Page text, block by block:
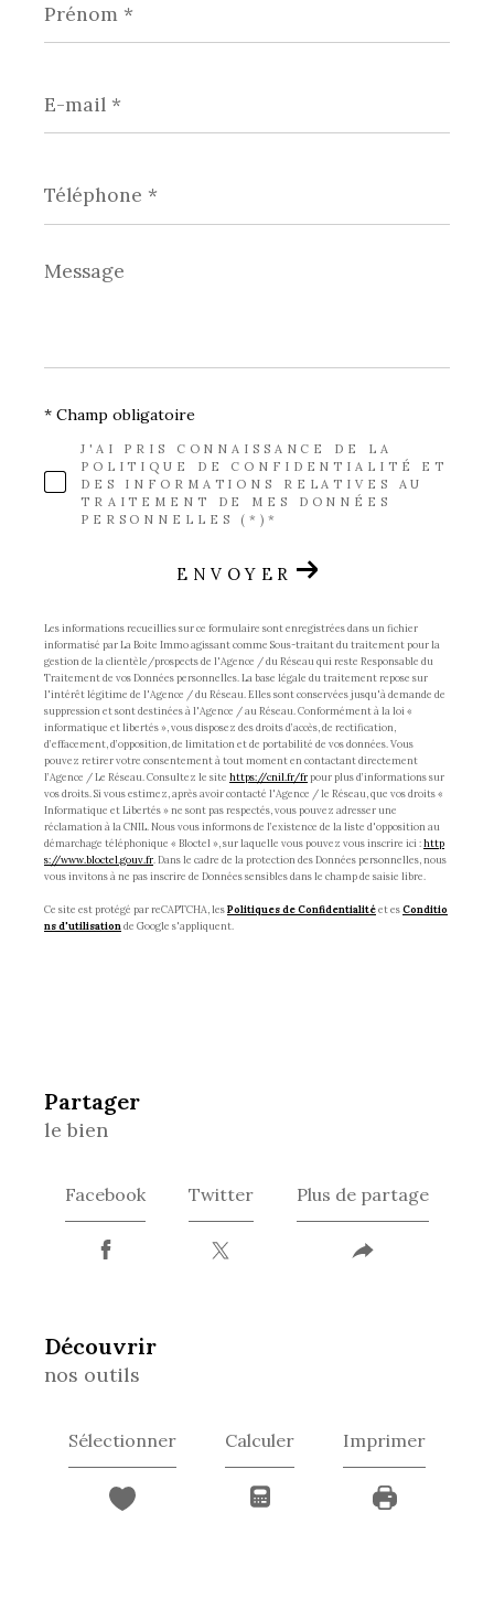
*
mail
*
*
Message
*
J'AI PRIS CONNAISSANCE DE LA
POLITIQUE DE CONFIDENTIALITÉ ET
DES INFORMATIONS RELATIVES AU
TRAITEMENT DE MES DONNÉES
PERSONNELLES (*)*
* Champ obligatoire
ENVOYER
Les informations recueillies sur ce formulaire sont enregistrées dans un fichier
informatisé par La Boite Immo agissant comme Sous-traitant du traitement pour la
gestion de la clientèle/prospects de l'Agence / du Réseau qui reste Responsable du
Traitement de vos Données personnelles. La base légale du traitement repose sur
l'intérêt légitime de l'Agence / du Réseau. Elles sont conservées jusqu'à demande de
suppression et sont destinées à l'Agence / au Réseau. Conformément à la loi «
informatique et libertés », vous disposez des droits d’accès, de rectification,
d’effacement, d’opposition, de limitation et de portabilité de vos données. Vous
pouvez retirer votre consentement à tout moment en contactant directement
l’Agence / Le Réseau. Consultez le site https://cnil.fr/frpour plus d’informations sur
vos droits. Si vous estimez, après avoir contacté l'Agence / le Réseau, que vos droits «
Informatique et Libertés » ne sont pas respectés, vous pouvez adresser une
réclamation à la CNIL. Nous vous informons de l’existence de la liste d'opposition au
démarchage téléphonique « Bloctel », sur laquelle vous pouvez vous inscrire ici :http
s://www.bloctel.gouv.fr . Dans le cadre de la protection des Données personnelles, nous
vous invitons à ne pas inscrire de Données sensibles dans le champ de saisie libre.
Ce site est protégé par reCAPTCHA, lesPolitiques de Confidentialitéet esConditio
ns d'utilisation de Google s'appliquent.
partager
le bien
Facebook Twitter Plus de partage
découvrir
nos outils
Sélectionner Calculer Imprimer